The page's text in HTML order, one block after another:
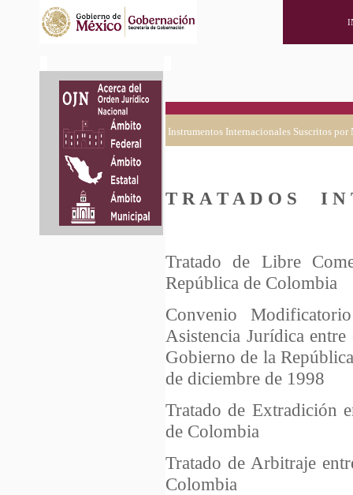
Instrumentos Internacionales Suscritos
T R A T A D O S I N
Tratado de Libre
República de Colombia
Convenio
Asistencia Jurídica
Gobierno de la
de diciembre de 1998
Tratado de Extradición
de Colombia
Tratado de Arbitraje
Colombia